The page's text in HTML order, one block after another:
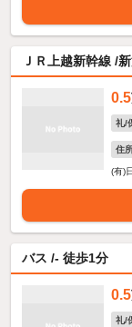
ＪＲ上越新幹線 /
0.5
礼/
住
(有)
バス /- 徒歩1分
0.5
礼/